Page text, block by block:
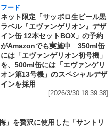
フード
ネット限定「サッポロ生ビール黒
ラベル『エヴァンゲリオン』デザ
イン缶 12本セットBOX」の予約
がAmazonでも実施中 350ml缶
を、500ml缶には「エヴァンゲリ